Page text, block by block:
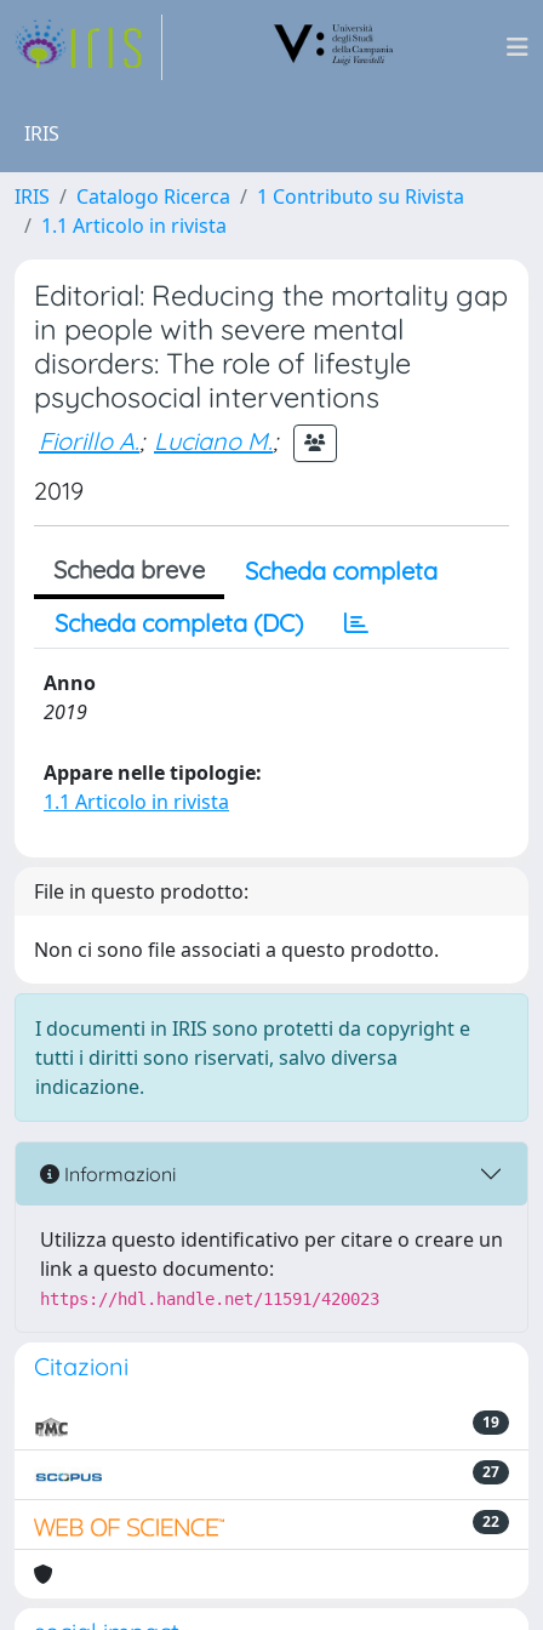
IRIS
IRIS Catalogo Ricerca
1 Contributo su Rivista
1.1 Articolo in rivista
Editorial: Reducing the mortality gap
in people with severe mental
disorders: The role of lifestyle
psychosocial interventions
Fiorillo A.; Luciano M.;
2019
Scheda breve
Scheda completa
Scheda completa (DC)
Anno
2019
Appare nelle tipologie:
1.1 Articolo in rivista
File in questo prodotto:
Non ci sono file associati a questo prodotto.
I documenti in IRIS sono protetti da copyright e
tutti i diritti sono riservati, salvo diversa
indicazione.
Informazioni
Utilizza questo identificativo per citare o creare un
link a questo documento:
https://hdl.handle.net/11591/420023
Citazioni
19
27
22